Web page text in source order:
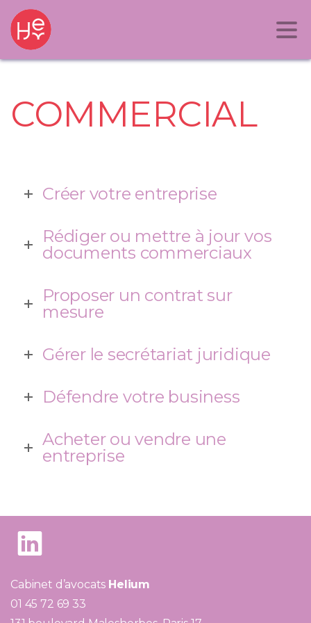
COMMERCIAL
Créer votre entreprise
Rédiger ou mettre à jour vos
documents commerciaux
Proposer un contrat sur
mesure
Gérer le secrétariat juridique
Défendre votre business
Acheter ou vendre une
entreprise
Cabinet d’avocats Helium
01 45 72 69 33